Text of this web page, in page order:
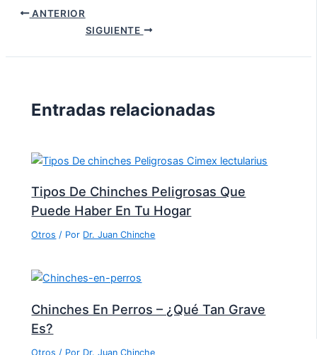
ANTERIOR
SIGUIENTE
Entradas relacionadas
Tipos De Chinches Peligrosas Que
Puede Haber En Tu Hogar
Otros / Por Dr. Juan Chinche
Chinches En Perros – ¿Qué Tan Grave
Es?
Otros / Por Dr. Juan Chinche